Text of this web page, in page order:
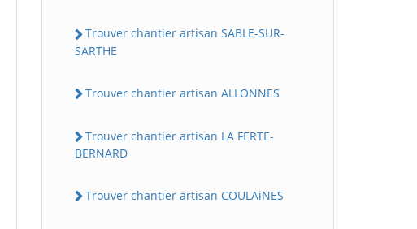
Trouver chantier artisan SABLE-SUR-
SARTHE
Trouver chantier artisan ALLONNES
Trouver chantier artisan LA FERTE-
BERNARD
Trouver chantier artisan COULAiNES